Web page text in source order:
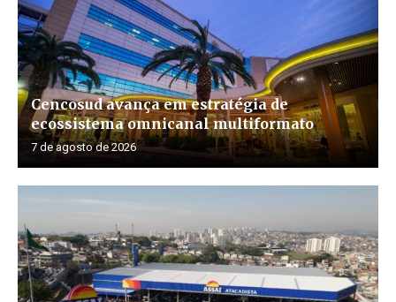
Cencosud avança em estratégia de
ecossistema omnicanal multiformato
7 de agosto de 2026